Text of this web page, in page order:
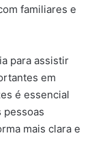
familiares e
para assistir
em
é essencial
pessoas
mais clara e